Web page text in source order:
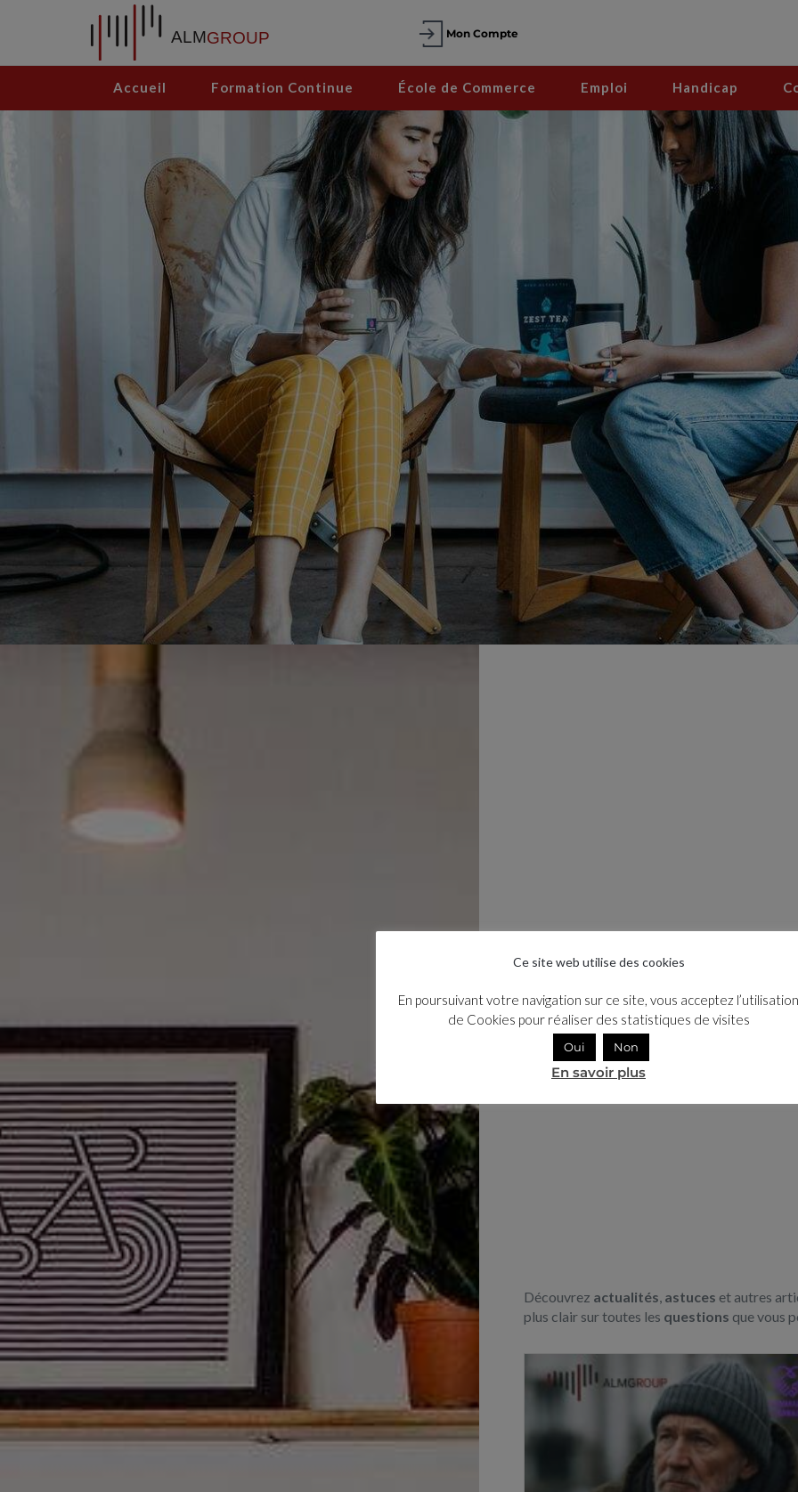
Mon Compte
Accueil Formation Continue École de Commerce Emploi Handicap
Découvrez actualités, astuces et autres
plus clair sur toutes les questions que vous
Ce site web utilise des cookies
En poursuivant votre navigation sur ce site, vous acceptez l’utilisation
de Cookies pour réaliser des statistiques de visites
Oui Non
En savoir plus